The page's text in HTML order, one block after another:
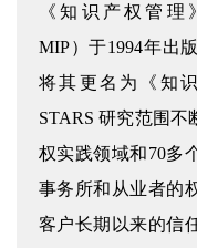
《知识产权管理
MIP）于1994年出
将其更名为《知
STARS 研究范围
权实践领域和70多
事务所和从业者的
客户长期以来的信